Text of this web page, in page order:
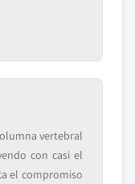
vertebral
con casi el
el compromiso